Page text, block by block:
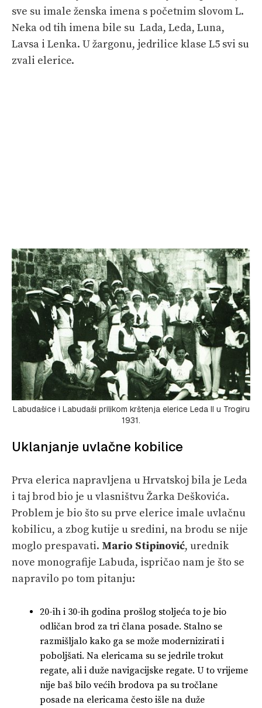
sve su imale ženska imena s početnim slovom L.
Neka od tih imena bile su Lada, Leda, Luna,
Lavsa i Lenka. U žargonu, jedrilice klase L5 svi su
zvali elerice.
Labudašice i Labudaši prilikom krštenja elerice Leda II u Trogiru
1931.
Uklanjanje uvlačne kobilice
Prva elerica napravljena u Hrvatskoj bila je Leda
i taj brod bio je u vlasništvu Žarka Deškovića.
Problem je bio što su prve elerice imale uvlačnu
kobilicu, a zbog kutije u sredini, na brodu se nije
moglo prespavati. Mario Stipinović, urednik
nove monografije Labuda, ispričao nam je što se
napravilo po tom pitanju:
20-ih i 30-ih godina prošlog stoljeća to je bio
odličan brod za tri člana posade. Stalno se
razmišljalo kako ga se može modernizirati i
poboljšati. Na elericama su se jedrile trokut
regate, ali i duže navigacijske regate. U to vrijeme
nije baš bilo većih brodova pa su tročlane
posade na elericama često išle na duže